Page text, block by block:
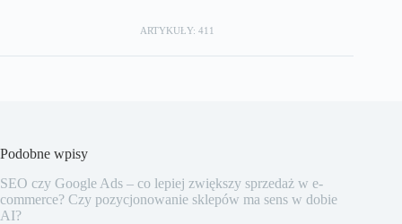
ARTYKUŁY: 411
Podobne wpisy
SEO czy Google Ads – co lepiej zwiększy sprzedaż w e-
commerce? Czy pozycjonowanie sklepów ma sens w dobie
AI?